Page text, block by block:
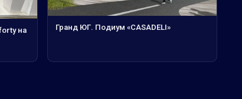
на
Гранд ЮГ. Подиум «CASADELI»